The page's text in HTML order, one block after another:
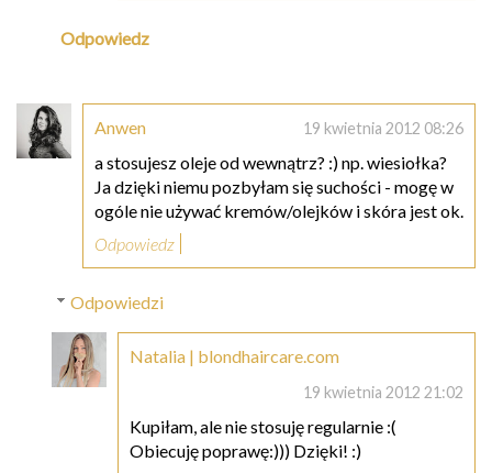
Odpowiedz
Anwen 19 kwietnia 2012 08:26
a stosujesz oleje od wewnątrz? :) np. wiesiołka?
Ja dzięki niemu pozbyłam się suchości - mogę w
ogóle nie używać kremów/olejków i skóra jest ok.
Odpowiedz
Odpowiedzi
Natalia | blondhaircare.com
19 kwietnia 2012 21:02
Kupiłam, ale nie stosuję regularnie :(
Obiecuję poprawę:))) Dzięki! :)